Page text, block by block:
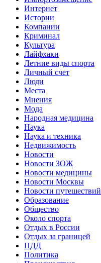
Интернет
Истории
Компании
Криминал
Культура
Лайфхаки
Летние виды спорта
Личный счет
Люди
Места
Мнения
Мода
Народная медицина
Наука
Наука и техника
Недвижимость
Новости
Новости ЗОЖ
Новости медицины
Новости Москвы
Новости путешествий
Образование
Общество
Около спорта
Отдых в России
Отдых за границей
ПДД
Политика